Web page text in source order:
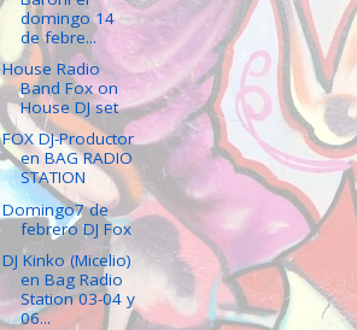
domingo 14
de febre...
House Radio
Band Fox on
House DJ set
FOX DJ-Productor
en BAG RADIO
STATION
Domingo7 de
febrero DJ Fox
DJ Kinko (Micelio)
en Bag Radio
Station 03-04 y
06...